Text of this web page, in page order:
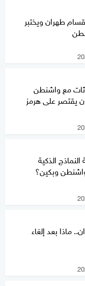
طهران ويختبر
مع واشنطن
يقتصر على هرمز
الذكية
وبكين؟
ماذا بعد إلغاء